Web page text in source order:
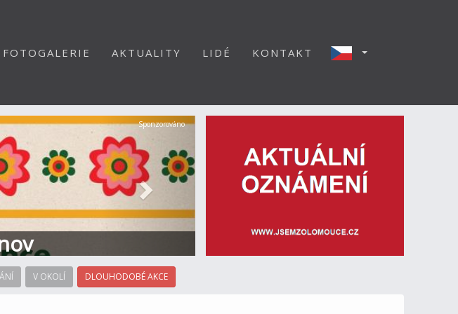
FOTOGALERIE AKTUALITY LIDÉ KONTAKT
Další
Sponzorováno
V OKOLÍ DLOUHODOBÉ AKCE